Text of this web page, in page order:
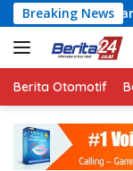
Langsung
ke
konten
Breaking News
Sosial dan
Berita Otomotif